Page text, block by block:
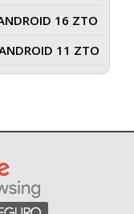
16 ZTO
11 ZTO